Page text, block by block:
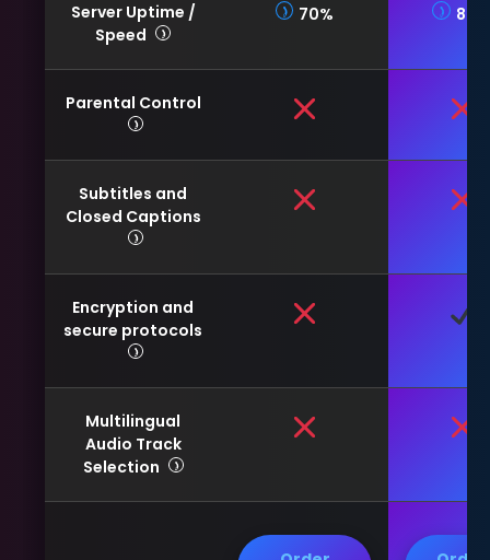
Server Uptime /
Speed
70% 80%
Parental Control
Subtitles and
Closed Captions
Encryption and
secure protocols
Multilingual
Audio Track
Selection